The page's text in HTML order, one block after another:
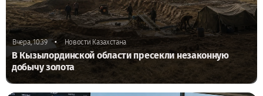
Вчера, 10:39 • Новости Казахстана
В Кызылординской области пресекли незаконную
добычу золота